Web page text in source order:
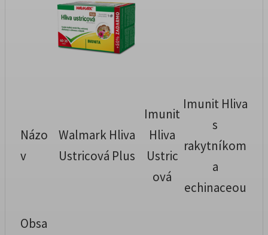
Názo
v
Walmark Hliva
Ustricová Plus
Imunit
Hliva
Ustric
ová
Imunit Hliva
s
rakytníkom
a
echinaceou
Obsa